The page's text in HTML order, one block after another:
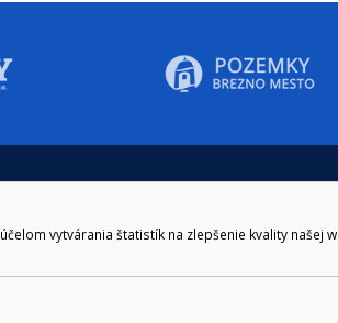
vytvárania štatistík na zlepšenie kvality
KONTAKT
podatelna@brezno.sk